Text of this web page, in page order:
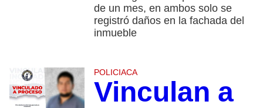
de un mes, en ambos solo se
registró daños en la fachada del
inmueble
POLICIACA
Vinculan a